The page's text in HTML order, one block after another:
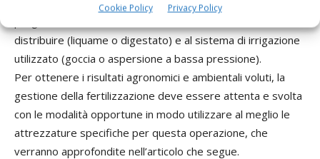
Cookie Policy Privacy Policy
distribuire (liquame o digestato) e al sistema di irrigazione
utilizzato (goccia o aspersione a bassa pressione).
Per ottenere i risultati agronomici e ambientali voluti, la
gestione della fertilizzazione deve essere attenta e svolta
con le modalità opportune in modo utilizzare al meglio le
attrezzature specifiche per questa operazione, che
verranno approfondite nell’articolo che segue.